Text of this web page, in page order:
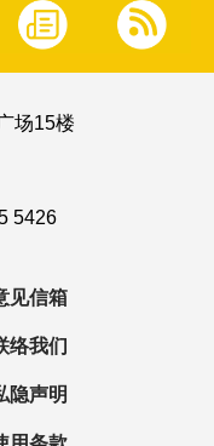
场15楼
5426
见信箱
络我们
隐声明